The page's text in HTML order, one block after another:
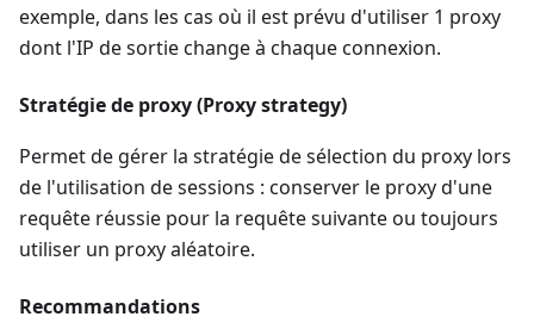
exemple, dans les cas où il est prévu d'utiliser 1 proxy
dont l'IP de sortie change à chaque connexion.
Stratégie de proxy (Proxy strategy)
Permet de gérer la stratégie de sélection du proxy lors
de l'utilisation de sessions : conserver le proxy d'une
requête réussie pour la requête suivante ou toujours
utiliser un proxy aléatoire.
Recommandations